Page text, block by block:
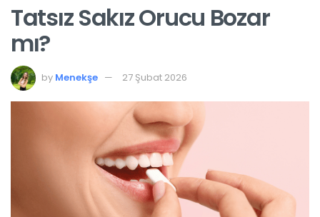
Tatsız Sakız Orucu Bozar
mı?
by Menekşe 27 Şubat 2026